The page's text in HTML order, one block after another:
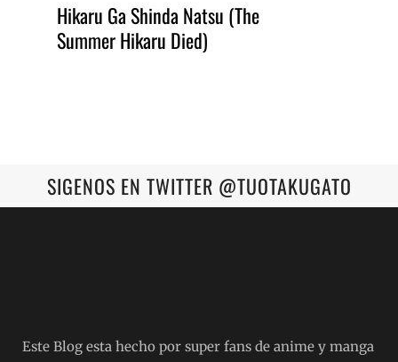
Hikaru Ga Shinda Natsu (The
Summer Hikaru Died)
SIGENOS EN TWITTER @TUOTAKUGATO
Este Blog esta hecho por super fans de anime y manga